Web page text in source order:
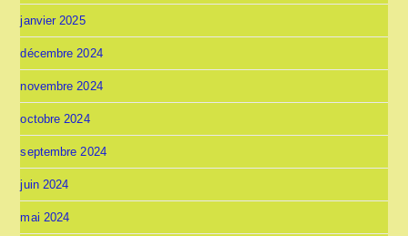
janvier 2025
décembre 2024
novembre 2024
octobre 2024
septembre 2024
juin 2024
mai 2024